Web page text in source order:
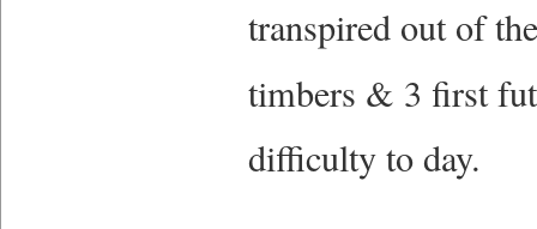
transpired out of
timbers & 3 first
difficulty to day.